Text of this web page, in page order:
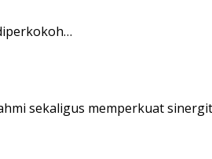
sekaligus memperkuat